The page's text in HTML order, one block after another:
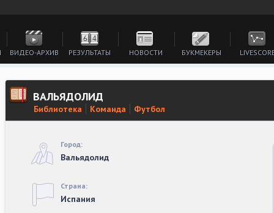
ВИДЕО-АРХИВ РЕЗУЛЬТАТЫ НОВОСТИ БУКМЕКЕРЫ
ВАЛЬЯДОЛИД
Библиотека Команда Футбол
Город:
Вальядолид
Страна:
Испания